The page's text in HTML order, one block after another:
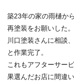
築23年の家の雨樋か
再塗装をお願いした。
川口塗装さんに相談
と作業完了。
これもアフターサー
果選んだお店に間違